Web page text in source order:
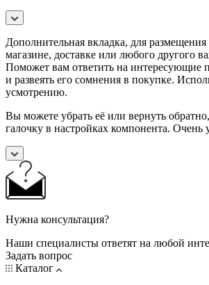
Дополнительная вкладка, для
магазине, доставке или любого другого
Поможет вам ответить на интересующие
и развеять его сомнения в покупке.
усмотрению.
Вы можете убрать её или вернуть
галочку в настройках компонента. Очень
Нужна консультация?
Наши специалисты ответят на любой
Задать вопрос
Каталог